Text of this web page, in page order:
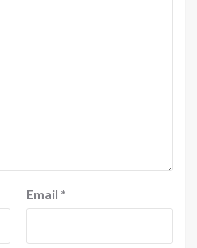
Email *